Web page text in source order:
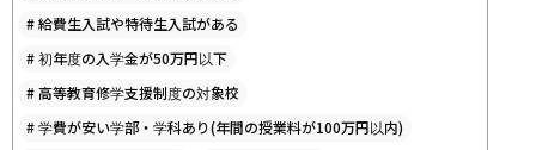
#給費生入試や特待生入試がある
#初年度の入学金が50万円以下
#高等教育修学支援制度の対象校
#学費が安い学部・学科あり(年間の授業料が100万円以内)